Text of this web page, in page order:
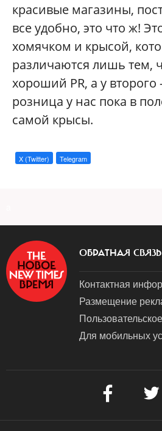
красивые магазины,
все удобно, это что ж!
хомячком и крысой,
различаются лишь тем,
хороший PR, а у
розница у нас пока в
самой крысы.
X (Twitter) Telegram
ОБРАТНАЯ СВЯЗЬ
Контактная
Размещение
Для мобильных